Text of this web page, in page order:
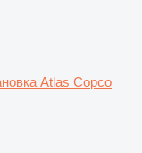
Atlas Copco